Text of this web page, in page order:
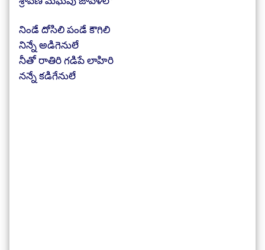
నిండే దోసిలి పండే కౌగిలి
నిన్నే అడిగెనులే
నీతో రాతిరి గడిపే లాహిరి
నన్నే కడిగేనులే